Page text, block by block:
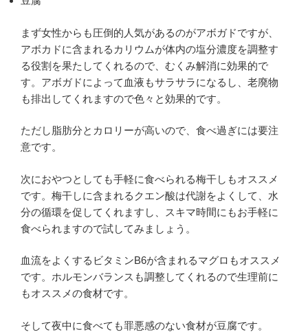
まず女性からも圧倒的人気があるのがアボガドですが、
アボカドに含まれるカリウムが体内の塩分濃度を調整す
る役割を果たしてくれるので、むくみ解消に効果的で
す。アボガドによって血液もサラサラになるし、老廃物
も排出してくれますので色々と効果的です。
ただし脂肪分とカロリーが高いので、食べ過ぎには要注
意です。
次におやつとしても手軽に食べられる梅干しもオススメ
です。梅干しに含まれるクエン酸は代謝をよくして、水
分の循環を促してくれますし、スキマ時間にもお手軽に
食べられますので試してみましょう。
血流をよくするビタミンB6が含まれるマグロもオススメ
です。ホルモンバランスも調整してくれるので生理前に
もオススメの食材です。
そして夜中に食べても罪悪感のない食材が豆腐です。